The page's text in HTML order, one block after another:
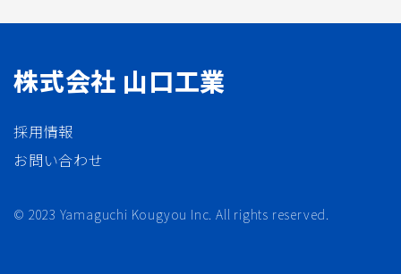
株式会社 山口工業
採用情報
お問い合わせ
© 2023 Yamaguchi Kougyou Inc. All rights reserved.